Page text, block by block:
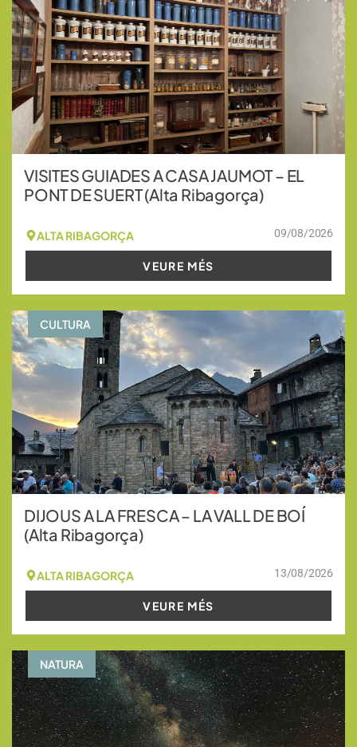
VISITES GUIADES A CASA JAUMOT – EL
PONT DE SUERT (Alta Ribagorça)
ALTA RIBAGORÇA 09/08/2026
VEURE MÉS
CULTURA
DIJOUS A LA FRESCA – LA VALL DE BOÍ
(Alta Ribagorça)
ALTA RIBAGORÇA 13/08/2026
VEURE MÉS
NATURA